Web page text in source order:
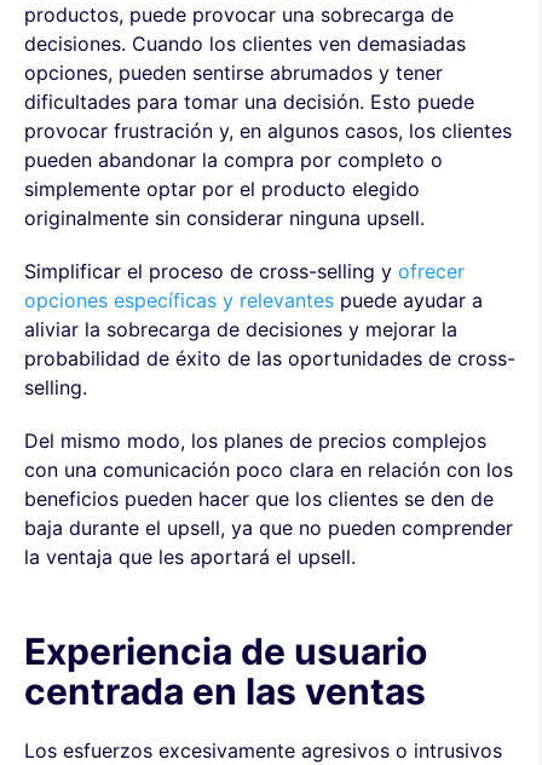
productos, puede provocar una sobrecarga de
decisiones. Cuando los clientes ven demasiadas
opciones, pueden sentirse abrumados y tener
dificultades para tomar una decisión. Esto puede
provocar frustración y, en algunos casos, los clientes
pueden abandonar la compra por completo o
simplemente optar por el producto elegido
originalmente sin considerar ninguna upsell.
Simplificar el proceso de cross-selling y ofrecer
opciones específicas y relevantes puede ayudar a
aliviar la sobrecarga de decisiones y mejorar la
probabilidad de éxito de las oportunidades de cross-
selling.
Del mismo modo, los planes de precios complejos
con una comunicación poco clara en relación con los
beneficios pueden hacer que los clientes se den de
baja durante el upsell, ya que no pueden comprender
la ventaja que les aportará el upsell.
Experiencia de usuario
centrada en las ventas
Los esfuerzos excesivamente agresivos o intrusivos